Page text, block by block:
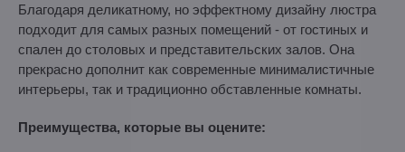
Благодаря деликатному, но эффектному дизайну люстра
подходит для самых разных помещений - от гостиных и
спален до столовых и представительских залов. Она
прекрасно дополнит как современные минималистичные
интерьеры, так и традиционно обставленные комнаты.
Преимущества, которые вы оцените: